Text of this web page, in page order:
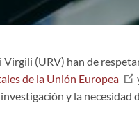
(URV) han de
de la Unión Europea
y la necesidad